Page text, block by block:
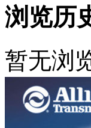
浏览历
暂无浏